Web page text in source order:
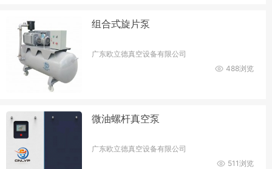
组合式旋片泵
广东欧立德真空设备有限公司
488浏览
微油螺杆真空泵
广东欧立德真空设备有限公司
511浏览